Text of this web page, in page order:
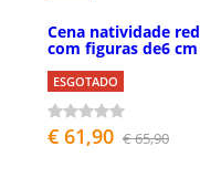
Cena natividade
com figuras de6
ESGOTADO
€ 61,90 € 65,90